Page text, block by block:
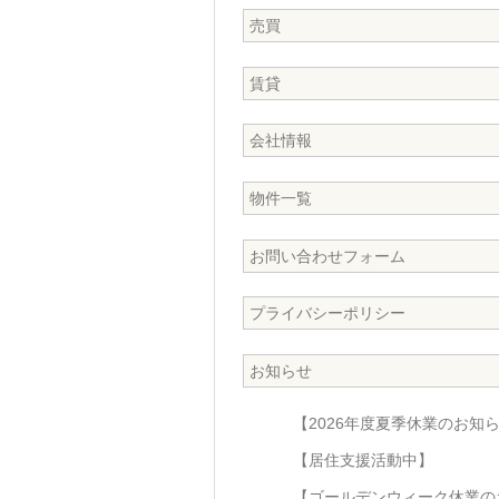
売買
賃貸
会社情報
物件一覧
お問い合わせフォーム
プライバシーポリシー
お知らせ
【2026年度夏季休業のお知ら
【居住支援活動中】